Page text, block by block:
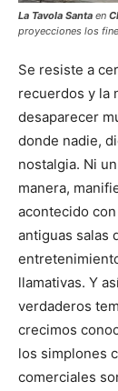
La Tavola Santa en
proyecciones los
Se resiste a
recuerdos y la
desaparecer
donde nadie,
nostalgia. Ni
manera,
acontecido
antiguas salas
llamativas. Y
verdaderos
crecimos
los simplones
comerciales